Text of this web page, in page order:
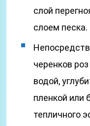
слой
слоем песка.
черенков
водой,
пленкой или
тепличного